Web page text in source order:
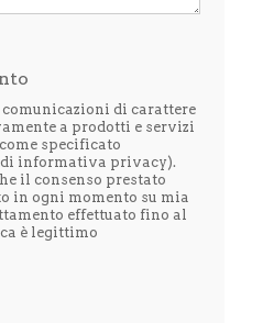
di carattere
a prodotti e servizi
specificato
informativa privacy).
il consenso prestato
in ogni momento su mia
effettuato fino al
è legittimo